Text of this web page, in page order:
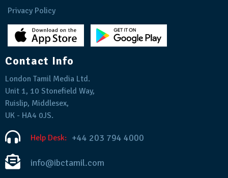
Privacy Policy
Contact Info
London Tamil Media Ltd.
Unit 1, 10 Stonefield Way,
Ruislip, Middlesex,
UK - HA4 0JS.
Help Desk: +44 203 794 4000
info@ibctamil.com